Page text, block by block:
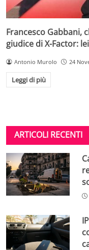
Francesco Gabbani,
giudice di X-Factor:
Antonio Murolo 24
Leggi di più
ARTICOLI RECENTI